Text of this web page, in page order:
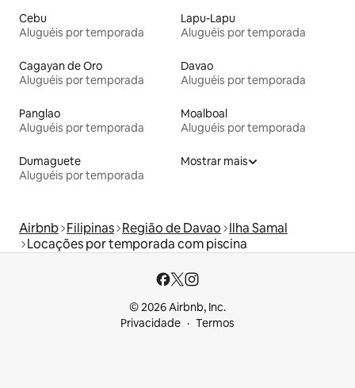
Cebu
Aluguéis por temporada
Lapu-Lapu
Aluguéis por temporada
Cagayan de Oro
Aluguéis por temporada
Davao
Aluguéis por temporada
Panglao
Aluguéis por temporada
Moalboal
Aluguéis por temporada
Dumaguete
Aluguéis por temporada
Mostrar mais
Airbnb Filipinas Região de Davao Ilha Samal
Locações por temporada com piscina
© 2026 Airbnb, Inc.
Privacidade
Termos